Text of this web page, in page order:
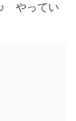
♪ やってい